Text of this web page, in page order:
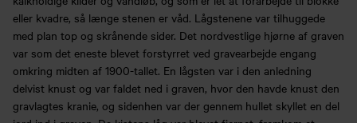
eller kvadre, så længe stenen er våd. Lågstenene var tilhuggede
med plan top og skrånende sider. Det nordvestlige hjørne af graven
var som det eneste blevet forstyrret ved gravearbejde engang
omkring midten af 1900-tallet. En lågsten var i den anledning
delvist knust og var faldet ned i graven, hvor den havde knust den
gravlagtes kranie, og sidenhen var der gennem hullet skyllet en del